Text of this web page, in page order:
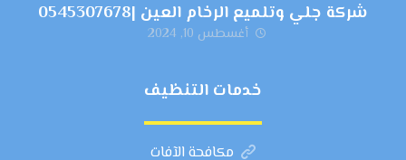
شركة جلي وتلميع الرخام العين |0545307678
أغسطس 10, 2024
خدمات التنظيف
مكافحة الآفات